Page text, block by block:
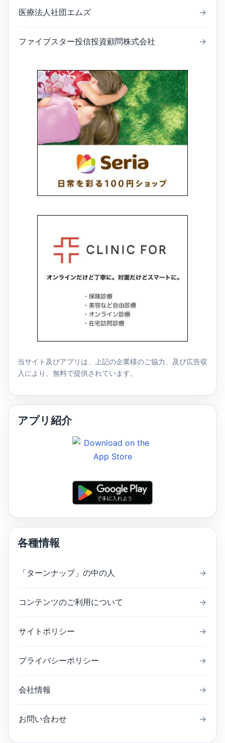
医療法人社団エムズ →
ファイブスター投信投資顧問株式会社 →
当サイト及びアプリは、上記の企業様のご協力、及び広告収
入により、無料で提供されています。
アプリ紹介
各種情報
「ターンナップ」の中の人 →
コンテンツのご利用について →
サイトポリシー →
プライバシーポリシー →
会社情報 →
お問い合わせ →